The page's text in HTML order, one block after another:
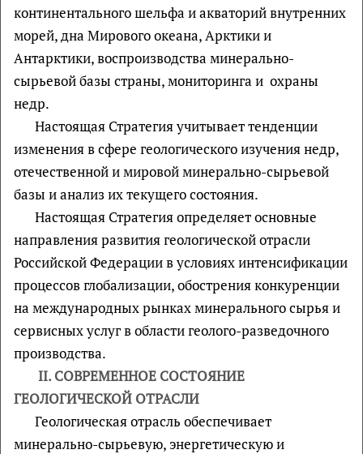
континентального шельфа и акваторий внутренних
морей, дна Мирового океана, Арктики и
Антарктики, воспроизводства минерально-
сырьевой базы страны, мониторинга и охраны
недр.
Настоящая Стратегия учитывает тенденции
изменения в сфере геологического изучения недр,
отечественной и мировой минерально-сырьевой
базы и анализ их текущего состояния.
Настоящая Стратегия определяет основные
направления развития геологической отрасли
Российской Федерации в условиях интенсификации
процессов глобализации, обострения конкуренции
на международных рынках минерального сырья и
сервисных услуг в области геолого-разведочного
производства.
II. СОВРЕМЕННОЕ СОСТОЯНИЕ
ГЕОЛОГИЧЕСКОЙ ОТРАСЛИ
Геологическая отрасль обеспечивает
минерально-сырьевую, энергетическую и